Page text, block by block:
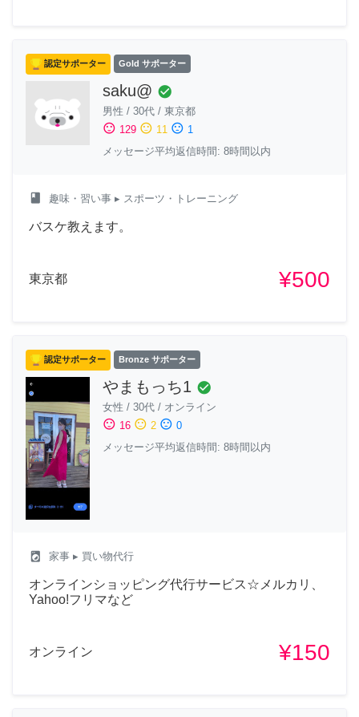
認定サポーター Gold サポーター
saku@ check_circle
男性 / 30代 / 東京都
sentiment_satisfied 129 sentiment_neutral 11 sentiment_dissatisfied 1
メッセージ平均返信時間: 8時間以内
class 趣味・習い事 ▸ スポーツ・トレーニング
バスケ教えます。
東京都 ¥500
認定サポーター Bronze サポーター
やまもっち1 check_circle
女性 / 30代 / オンライン
sentiment_satisfied 16 sentiment_neutral 2 sentiment_dissatisfied 0
メッセージ平均返信時間: 8時間以内
local_laundry_service 家事 ▸ 買い物代行
オンラインショッピング代行サービス☆メルカリ、
Yahoo!フリマなど
オンライン ¥150